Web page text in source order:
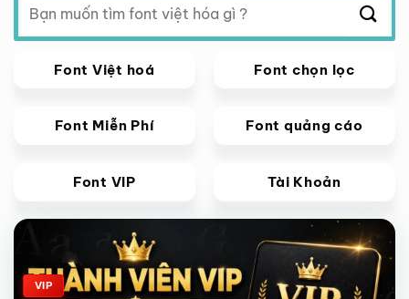
kiếm:
Font Việt hoá Font chọn lọc
Font Miễn Phí Font quảng cáo
Font VIP Tài Khoản
Giảm giá!
VIP